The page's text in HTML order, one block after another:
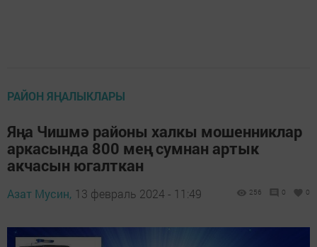
РАЙОН ЯҢАЛЫКЛАРЫ
Яңа Чишмә районы халкы мошенниклар
аркасында 800 мең сумнан артык
акчасын югалткан
Азат Мусин, 13 февраль 2024 - 11:49 256 0 0